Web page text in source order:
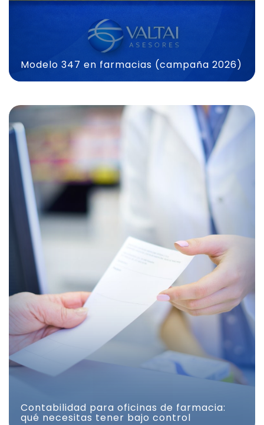
Modelo 347 en farmacias (campaña 2026)
Contabilidad para oficinas de farmacia: qué
necesitas tener bajo control
Contabilidad para oficinas de farmacia:
qué necesitas tener bajo control